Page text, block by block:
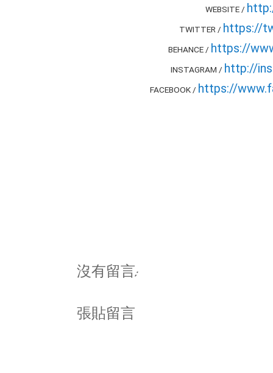
WEBSITE /
TWITTER / https://
BEHANCE / https://
INSTAGRAM / http://
FACEBOOK / https://
沒有留言:
張貼留言